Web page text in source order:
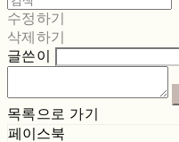
수정하기
삭제하기
글쓴이
목록으로 가기
페이스북